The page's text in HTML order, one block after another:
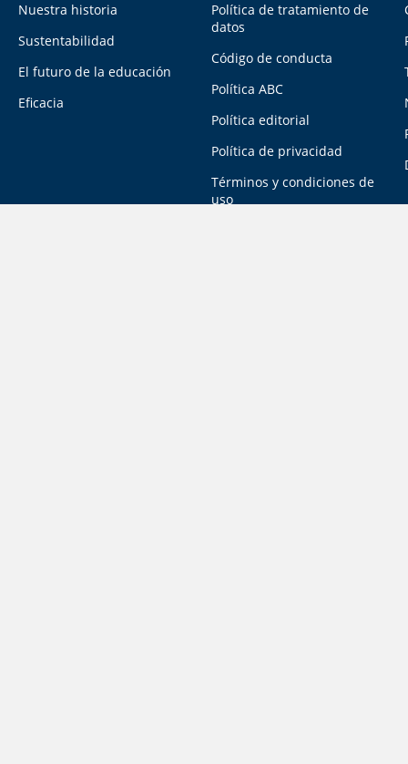
Nuestra historia
Sustentabilidad
El futuro de la educación
Eficacia
Política de tratamiento de
datos
Código de conducta
Política ABC
Política editorial
Política de privacidad
Términos y condiciones de
uso